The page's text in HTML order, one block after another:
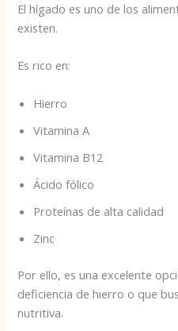
El hígado es uno de los
existen.
Es rico en:
Hierro
Vitamina A
Vitamina B12
Ácido fólico
Proteínas de alta calidad
Zinc
Por ello, es una excelente
deficiencia de hierro o que
nutritiva.